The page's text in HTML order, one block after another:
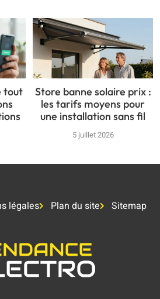
tout
Store banne solaire prix :
les tarifs moyens pour
une installation sans fil
5 juillet 2026
légales Plan du site Sitemap